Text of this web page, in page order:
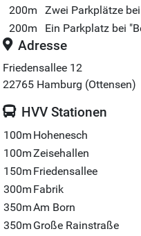
200m
Zwei Parkplätze
200m
Ein Parkplatz bei
Adresse
Friedensallee 12
22765 Hamburg (Ottensen)
HVV Stationen
100m Hohenesch
100mZeisehallen
150m Friedensallee
300m Fabrik
350mAm Born
350m Große Rainstraße